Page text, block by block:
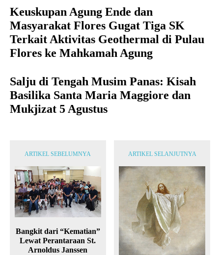
Keuskupan Agung Ende dan
Masyarakat Flores Gugat Tiga SK
Terkait Aktivitas Geothermal di Pulau
Flores ke Mahkamah Agung
Salju di Tengah Musim Panas: Kisah
Basilika Santa Maria Maggiore dan
Mukjizat 5 Agustus
ARTIKEL SEBELUMNYA
Bangkit dari “Kematian”
Lewat Perantaraan St.
Arnoldus Janssen
ARTIKEL SELANJUTNYA